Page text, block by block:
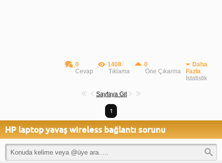
0
Cevap
1408
Tıklama
0
Öne Çıkarma
Daha
Fazla
İstatistik
Sayfaya Git
1
HP laptop yavaş wireless bağlantı sorunu